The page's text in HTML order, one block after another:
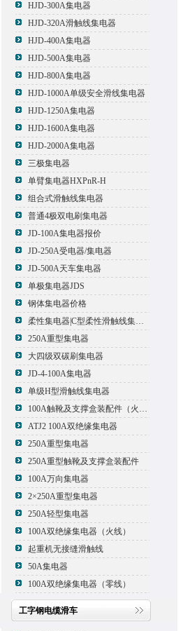
HJD-300A集电器
HJD-320A滑触线集电器
HJD-400A集电器
HJD-500A集电器
HJD-800A集电器
HJD-1000A单级安全滑线集电器
HJD-1250A集电器
HJD-1600A集电器
HJD-2000A集电器
三极集电器
单臂集电器HXPnR-H
组合式滑触线集电器
普通4极双电刷集电器
JD-100A集电器报价
JD-250A受电器/集电器
JD-500A天车集电器
单极集电器JDS
钢体集电器价格
柔性集电器|C型柔性滑触线集电器
250A重型集电器
大四级双碳刷集电器
JD-4-100A集电器
单级H型滑触线集电器
100A触靴及支撑盒装配件（火线）
ATJ2 100A双绝缘集电器
250A重型集电器
250A重型触靴及支撑盒装配件
100A万向集电器
2×250A重型集电器
250A轻型集电器
100A双绝缘集电器（火线）
起重机无接缝滑触线
50A集电器
100A双绝缘集电器（零线）
工字钢电缆滑车